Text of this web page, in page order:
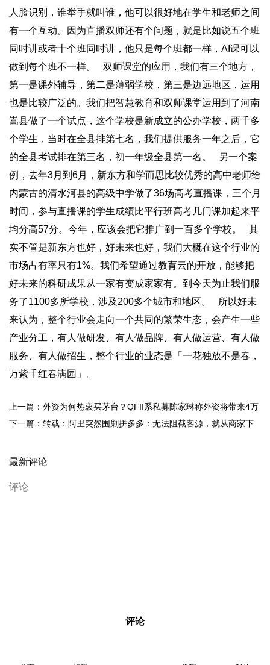
人脸识别，谁举手就叫谁，他可以很好地在学生和老师之间
有一个互动。因为直播双师还有个问题，就是比如说五个班
同时讲或者十个班同时讲，他只是每个班都一样，AI课可以
做到每个班不一样。 双师课堂的应用，我们有三个地方，
第一是课外辅导，第二是薄弱学校，第三是边远地区，运用
也是比较广泛的。我们把智慧教育和双师课堂运用到了河南
嵩县做了一个试点，这个学校是新成立的公办学校，两千多
个学生，当时在全县排第七名，我们提供服务一年之后，它
的全县考试排在第三名，初一年级全县第一名。 另一个案
例，去年3月到6月，新东方和学而思比较优秀的高中老师给
内蒙古的清水河县的高级中学做了36场高考直播课，三个月
时间，参与直播课的学生成绩比平行班高考几门课加起来平
均分高57分。今年，应该会把它推广到一百多个学校。 其
实不管是新东方也好，好未来也好，我们大概在这个行业的
市场占有率只有1%。我们希望通过教育云的开放，能够把
好未来的科研成果从一家有变成家家有。到今天为止我们服
务了1100多所学校，涉及200多个城市和地区。 所以好未
来认为，整个行业会走向一个共同的繁荣生态，会产生一些
产业分工，有人做研发、有人做品牌、有人做运营、有人做
服务、有人做招生，整个行业的业态是「一花独放不是春，
万紫千红春满园」。
上一篇：外资为何热衷买茅台？QFII系私募陈家琳称外资将带来4万
亿投资机会 ...
下一篇：转载：阿里突然围剿拼多多：无法阻截客源，就从商家下
最新评论
评论